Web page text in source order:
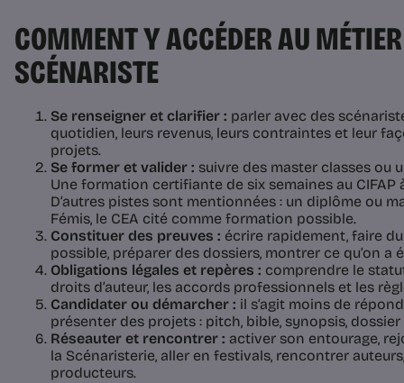
COMMENT Y ACCÉDER AU
SCÉNARISTE
Se renseigner et clarifier : parler avec des
quotidien, leurs revenus, leurs contraintes et leur
projets.
Se former et valider : suivre des master classes ou
Une formation certifiante de six semaines au CIFAP
D’autres pistes sont mentionnées : un diplôme ou
Fémis, le CEA cité comme formation possible.
Constituer des preuves : écrire rapidement, faire
possible, préparer des dossiers, montrer ce qu’on a
Obligations légales et repères : comprendre le
droits d’auteur, les accords professionnels et les
Candidater ou démarcher : il s’agit moins de
présenter des projets : pitch, bible, synopsis,
Réseauter et rencontrer : activer son entourage,
la Scénaristerie, aller en festivals, rencontrer
producteurs.